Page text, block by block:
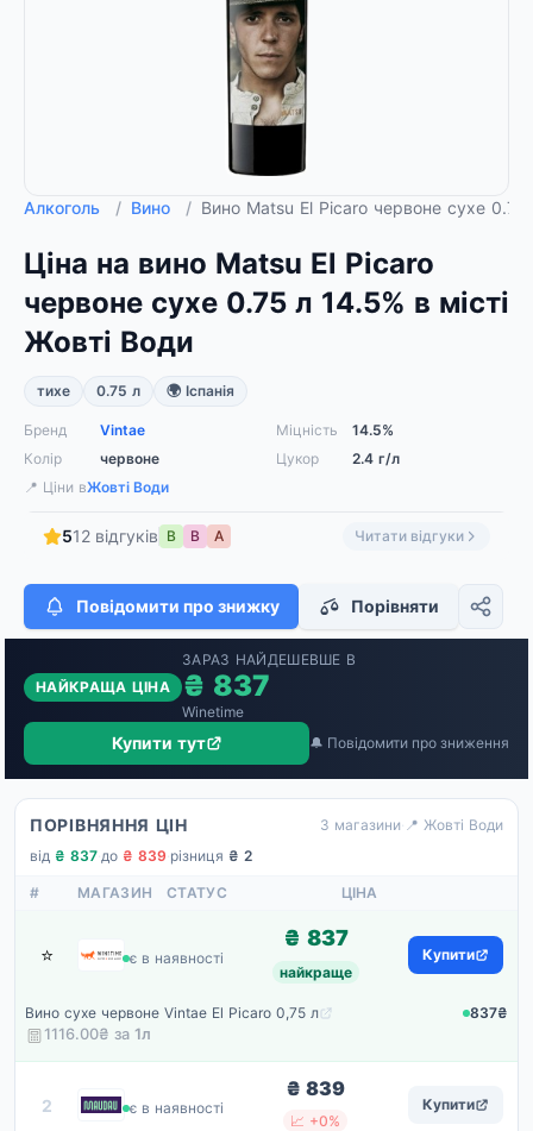
Алкоголь / Вино / Вино Matsu El Picaro червоне сухе
Ціна на вино Matsu El Picaro
червоне сухе 0.75 л 14.5% в місті
Жовті Води
тихе 0.75 л 🌍 Іспанія
Бренд Vintae Міцність
14.5%
Колір
червоне Цукор
2.4 г/л
📍 Ціни вЖовті Води
512 відгуків В В А Читати відгуки
Повідомити про знижку Порівняти
НАЙКРАЩА ЦІНА
ЗАРАЗ НАЙДЕШЕВШЕ В
₴ 837
Winetime
Купити тут 🔔 Повідомити про зниження
ПОРІВНЯННЯ ЦІН 3 магазини· 📍 Жовті Води
від ₴ 837·до ₴ 839·різниця ₴ 2
# МАГАЗИН СТАТУС ЦІНА
⭐ Winetime
є в наявності
₴ 837
найкраще
Купити
Вино сухе червоне Vintae El Picaro 0,75 л
837₴
1116.00₴ за 1л
2 Maudau
є в наявності
₴ 839
📈 +0%
Купити